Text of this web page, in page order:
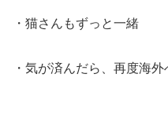
・猫さんもずっと一緒
・気が済んだら、再度海外